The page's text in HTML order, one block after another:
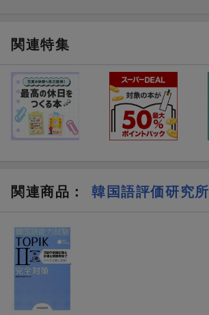
関連特集
関連商品 ： 韓国語評価研究所